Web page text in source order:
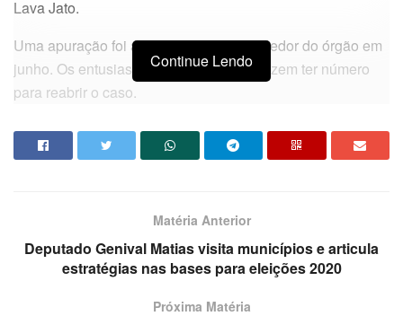
Lava Jato.
Uma apuração foi arquivada pelo corregedor do órgão em
junho. Os entusiastas da investigação dizem ter número
para reabrir o caso.
A informação é da coluna Painel da Folha de São Paulo.
Continue Lendo
Matéria Anterior
Deputado Genival Matias visita municípios e articula
estratégias nas bases para eleições 2020
Próxima Matéria